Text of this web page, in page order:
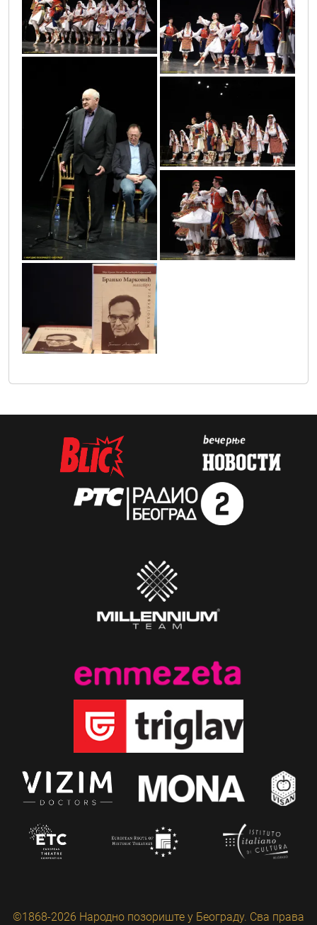
vic4483
vic4465
vic4538
vic4517
vic4489
vic4604
©1868-2026 Народно позориште у Београду. Сва права